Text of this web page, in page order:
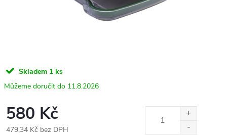
Skladem 1 ks
11.8.2026
580 Kč
479,34 Kč bez DPH